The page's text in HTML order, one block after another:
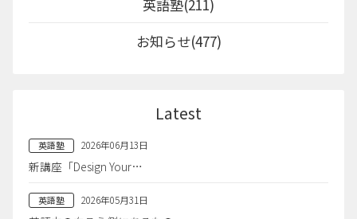
英語塾(211)
お知らせ(477)
Latest
英語塾 2026年06月13日
新講座「Design Your…
英語塾 2026年05月31日